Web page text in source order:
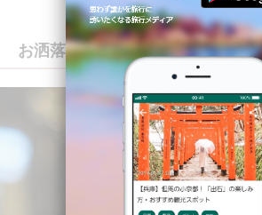
お洒落なお土産も！